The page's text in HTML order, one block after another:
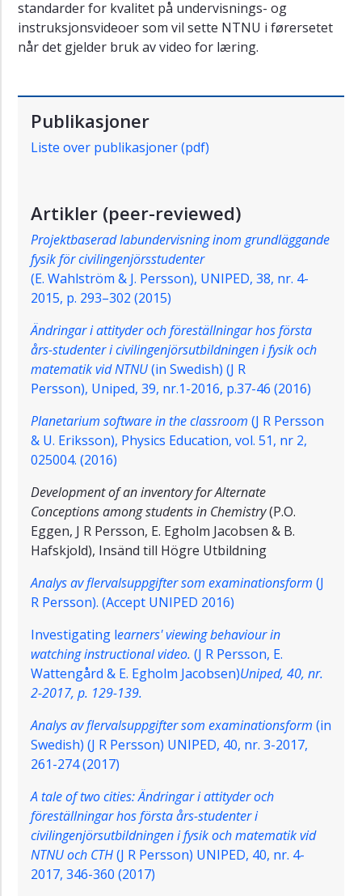
standarder for kvalitet på undervisnings- og
instruksjonsvideoer som vil sette NTNU i førersetet
når det gjelder bruk av video for læring.
Publikasjoner
Liste over publikasjoner (pdf)
Artikler (peer-reviewed)
Projektbaserad labundervisning inom grundläggande
fysik för civilingenjörsstudenter
(E. Wahlström & J. Persson), UNIPED, 38, nr. 4-
2015, p. 293–302 (2015)
Ändringar i attityder och föreställningar hos första
års-studenter i civilingenjörsutbildningen i fysik och
matematik vid NTNU(in Swedish) (J R
Persson), Uniped, 39, nr.1-2016, p.37-46 (2016)
Planetarium software in the classroom (J R Persson
& U. Eriksson), Physics Education, vol. 51, nr 2,
025004. (2016)
Development of an inventory for Alternate
Conceptions among students in Chemistry(P.O.
Eggen, J R Persson, E. Egholm Jacobsen & B.
Hafskjold), Insänd till Högre Utbildning
Analys av flervalsuppgifter som examinationsform (J
R Persson). (Accept UNIPED 2016)
Investigating learners' viewing behaviour in
watching instructional video. (J R Persson, E.
Wattengård & E. Egholm Jacobsen)Uniped, 40, nr.
2-2017, p. 129-139.
Analys av flervalsuppgifter som examinationsform (in
Swedish) (J R Persson) UNIPED, 40, nr. 3-2017,
261-274 (2017)
A tale of two cities: Ändringar i attityder och
föreställningar hos första års-studenter i
civilingenjörsutbildningen i fysik och matematik vid
NTNU och CTH(J R Persson) UNIPED, 40, nr. 4-
2017, 346-360 (2017)